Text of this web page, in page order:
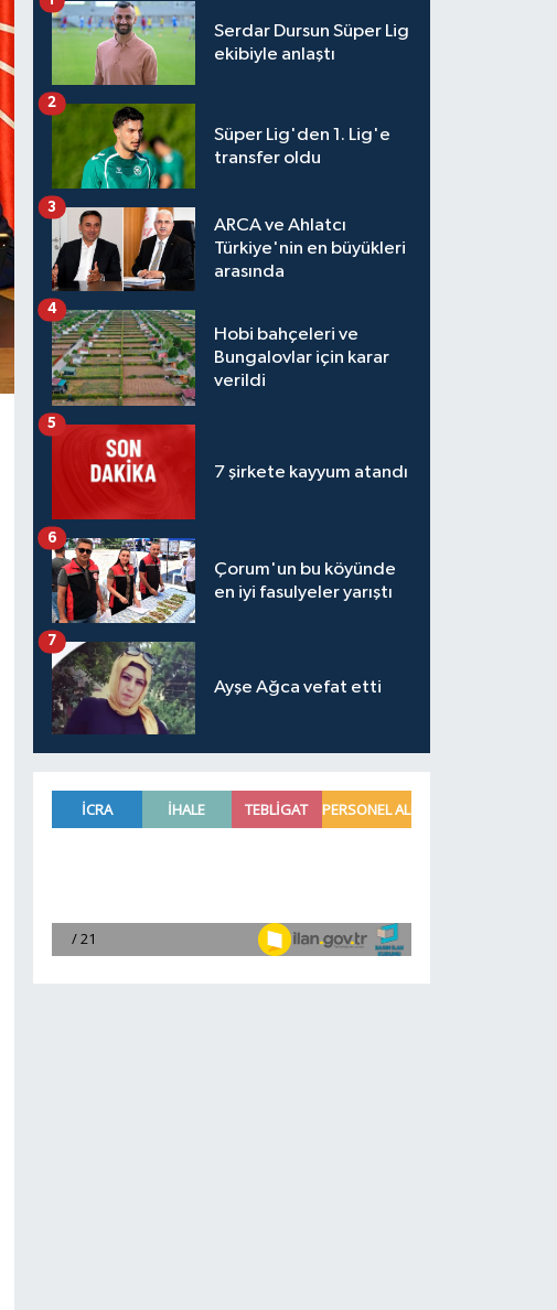
Serdar Dursun Süper Lig
ekibiyle anlaştı
Süper Lig'den 1. Lig'e
transfer oldu
2
ARCA ve Ahlatcı
Türkiye'nin en büyükleri
arasında
3
Hobi bahçeleri ve
Bungalovlar için karar
verildi
4
7 şirkete kayyum atandı
5
Çorum'un bu köyünde
en iyi fasulyeler yarıştı
6
Ayşe Ağca vefat etti
7